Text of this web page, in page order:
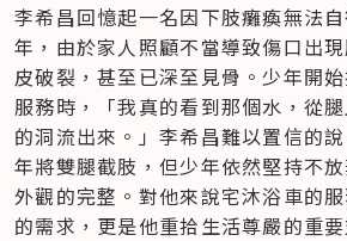
李希昌回憶起一名因下肢癱瘓無法
年，由於家人照顧不當導致傷口出
皮破裂，甚至已深至見骨。少年開
服務時，「我真的看到那個水，從
的洞流出來。」李希昌難以置信的
年將雙腿截肢，但少年依然堅持不
外觀的完整。對他來說宅沐浴車的
的需求，更是他重拾生活尊嚴的重